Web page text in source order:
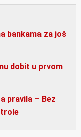
bankama za još
dobit u prvom
pravila – Bez